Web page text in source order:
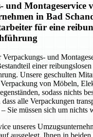
und Montageservice
in Bad
für eine
Verpackungs- und
einer reibungslosen
Unsere geschulten
von Möbeln,
sodass nichts
alle Verpackungen
Sie müssen sich um nichts
unseres
ausgelegt, Ihnen in